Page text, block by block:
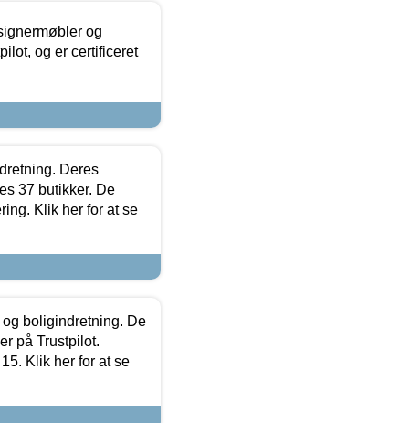
og
og er certificeret
Deres
37 butikker. De
Klik her for at se
boligindretning. De
på Trustpilot.
Klik her for at se